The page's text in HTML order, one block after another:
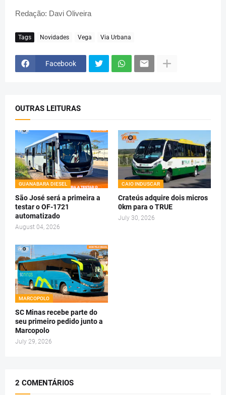
Redação: Davi Oliveira
Tags Novidades Vega Via Urbana
Facebook
OUTRAS LEITURAS
GUANABARA DIESEL
São José será a primeira a
testar o OF-1721
automatizado
August 04, 2026
CAIO INDUSCAR
Crateús adquire dois micros
0km para o TRUE
July 30, 2026
MARCOPOLO
SC Minas recebe parte do
seu primeiro pedido junto a
Marcopolo
July 29, 2026
2 COMENTÁRIOS